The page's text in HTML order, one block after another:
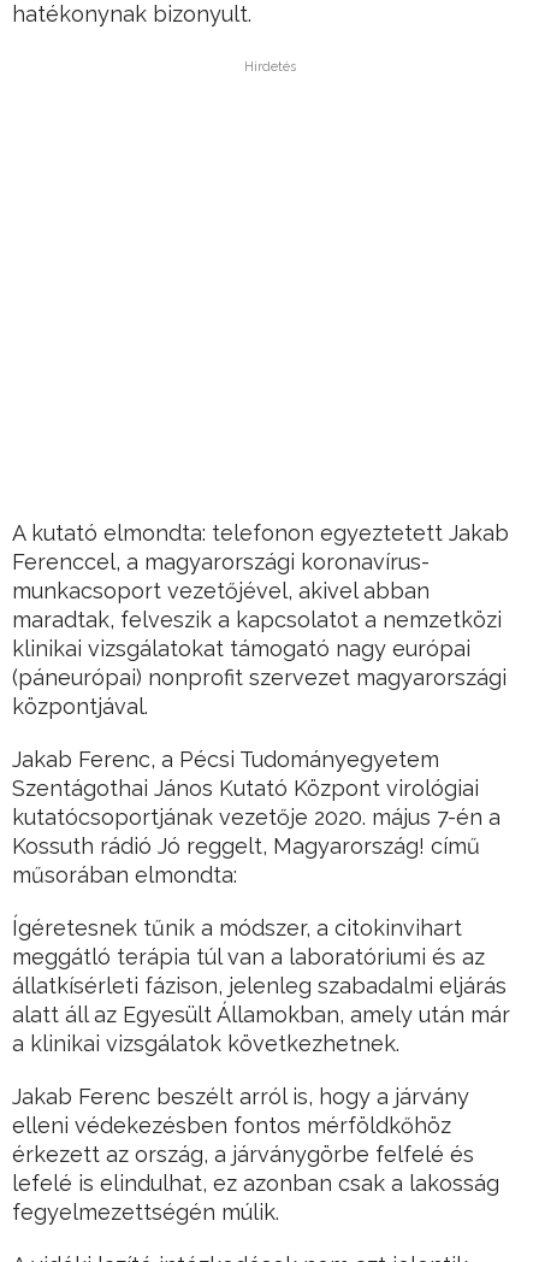
hatékonynak bizonyult.
Hirdetés
A kutató elmondta: telefonon egyeztetett Jakab
Ferenccel, a magyarországi koronavírus-
munkacsoport vezetőjével, akivel abban
maradtak, felveszik a kapcsolatot a nemzetközi
klinikai vizsgálatokat támogató nagy európai
(páneurópai) nonprofit szervezet magyarországi
központjával.
Jakab Ferenc, a Pécsi Tudományegyetem
Szentágothai János Kutató Központ virológiai
kutatócsoportjának vezetője 2020. május 7-én a
Kossuth rádió Jó reggelt, Magyarország! című
műsorában elmondta:
Ígéretesnek tűnik a módszer, a citokinvihart
meggátló terápia túl van a laboratóriumi és az
állatkísérleti fázison, jelenleg szabadalmi eljárás
alatt áll az Egyesült Államokban, amely után már
a klinikai vizsgálatok következhetnek.
Jakab Ferenc beszélt arról is, hogy a járvány
elleni védekezésben fontos mérföldkőhöz
érkezett az ország, a járványgörbe felfelé és
lefelé is elindulhat, ez azonban csak a lakosság
fegyelmezettségén múlik.